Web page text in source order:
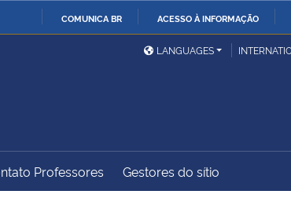
COMUNICA BR ACESSO À INFORMAÇÃO
da Defesa
Ministério das Relações
Exteriores
do
Controladoria-Geral da
LANGUAGES
Professores Gestores do sítio